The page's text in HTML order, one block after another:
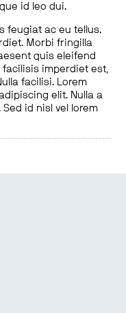
id leo dui.
feugiat ac eu tellus.
Morbi fringilla
quis eleifend
facilisis imperdiet est,
facilisi. Lorem
elit. Nulla a
id nisl vel lorem